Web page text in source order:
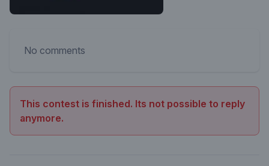
No comments
This contest is finished. Its not possible to reply
anymore.